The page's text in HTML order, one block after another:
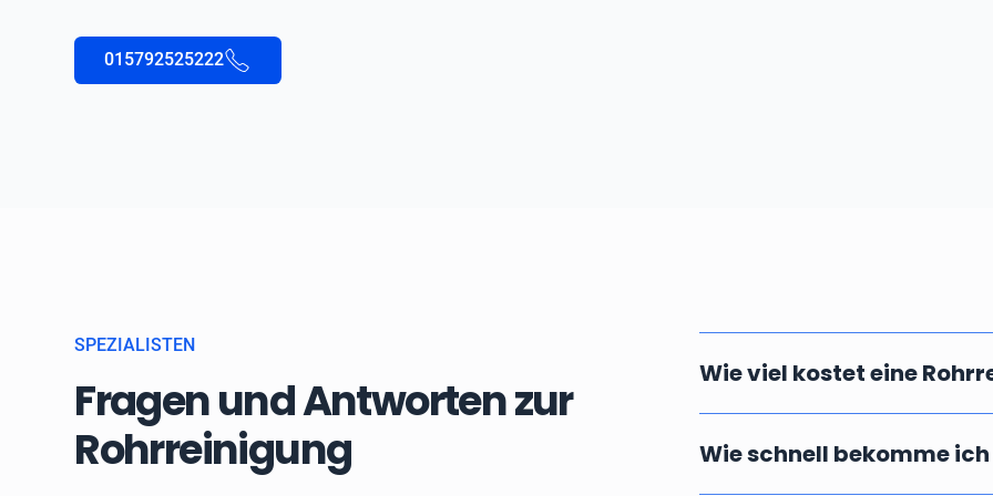
015792525222
SPEZIALISTEN
Fragen und Antworten zur
Rohrreinigung
Wie viel kostet eine
vor Ort ab. Massgebend dafür ist
Wie schnell bekomme